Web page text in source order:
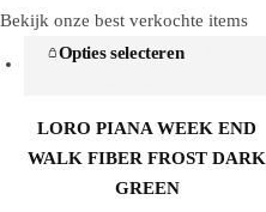
Bekijk onze best verkochte items
Opties selecteren
LORO PIANA WEEK END
WALK FIBER FROST DARK
GREEN